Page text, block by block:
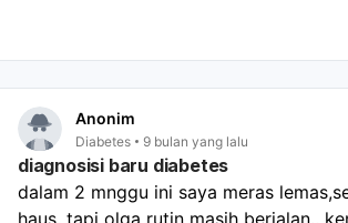
infeksi paru-paru, gangguan
Gangguan hormonal:
Alkohol
penting untuk kesehatan tubuh,
mengganggu kerja hormon insulin
dapat menyebabkan ketidakstabilan
Anonim
Diabetes 9 bulan yang lalu
diagnosisi baru diabetes
dalam 2 mnggu ini saya meras
haus, tapi olga rutin masih berjalan.,